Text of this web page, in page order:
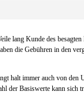
lang Kunde des
die Gebühren in den
halt immer auch von
der Basiswerte kann